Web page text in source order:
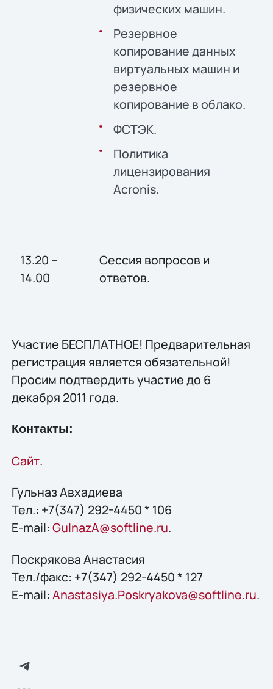
физических машин.
Резервное
копирование данных
виртуальных машин и
резервное
копирование в облако.
ФСТЭК.
Политика
лицензирования
Acronis.
13.20 –
14.00
Сессия вопросов и
ответов.
Участие БЕСПЛАТНОЕ! Предварительная
регистрация является обязательной!
Просим подтвердить участие до 6
декабря 2011 года.
Контакты:
Сайт.
Гульназ Авхадиева
Тел.: +7(347) 292-4450 * 106
E-mail: GulnazA@softline.ru.
Поскрякова Анастасия
Тел./факс: +7(347) 292-4450 * 127
E-mail: Anastasiya.Poskryakova@softline.ru.